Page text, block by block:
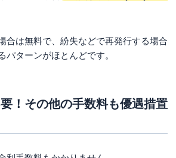
合は無料で、紛失などで再発行する場合
パターンがほとんどです。
！その他の手数料も優遇措置